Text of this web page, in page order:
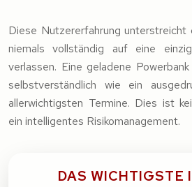
Diese Nutzererfahrung unterstreicht
niemals vollständig auf eine
verlassen. Eine geladene
selbstverständlich wie ein
allerwichtigsten Termine. Dies ist
ein intelligentes Risikomanagement.
DAS WICHTIGSTE